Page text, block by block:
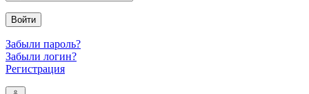
Войти
Забыли пароль?
Забыли логин?
Регистрация